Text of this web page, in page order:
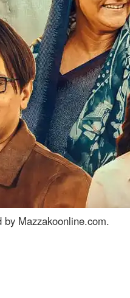
Mazzakoonline.com.